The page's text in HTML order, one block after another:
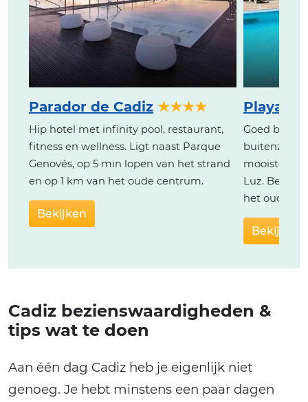
Parador de Cadiz ★★★★
Hip hotel met infinity pool, restaurant,
fitness en wellness. Ligt naast Parque
Genovés, op 5 min lopen van het strand
en op 1 km van het oude centrum.
Bekijken
Playa
Goed
mooiste
Luz.
het oude
Bekijken
Cadiz bezienswaardigheden &
tips wat te doen
Aan één dag Cadiz heb je eigenlijk niet
genoeg. Je hebt minstens een paar dagen